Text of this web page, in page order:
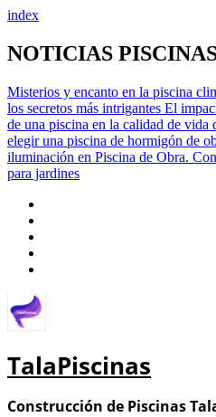
index
Saltar
al
NOTICIAS
Misterios y encanto en la piscina
los secretos más intrigantes El
de una piscina en la calidad de vida
elegir una piscina de hormigón de
iluminación en Piscina de Obra.
para jardines
TalaPiscinas
Construcción de Piscinas